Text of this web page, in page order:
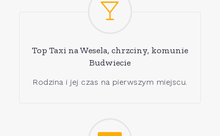
Top Taxi na Wesela, chrzciny, komunie
Budwiecie
Rodzina i jej czas na pierwszym miejscu.